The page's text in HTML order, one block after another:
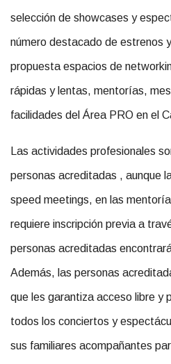
selección de showcases y
número destacado de estrenos
propuesta espacios de
rápidas y lentas, mentorías,
facilidades del Área PRO en el
Las actividades profesionales
personas acreditadas , aunque
speed meetings, en las
requiere inscripción previa a
personas acreditadas
Además, las personas
que les garantiza acceso libre y
todos los conciertos y
sus familiares acompañantes